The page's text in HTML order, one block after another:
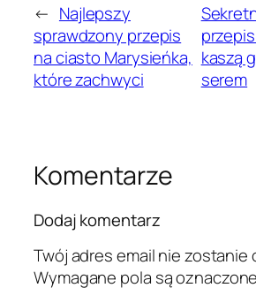
← Najlepszy
sprawdzony przepis
na ciasto Marysieńka,
które zachwyci
kaszą
serem
Komentarze
Dodaj komentarz
Twój adres email nie zostanie
Wymagane pola są